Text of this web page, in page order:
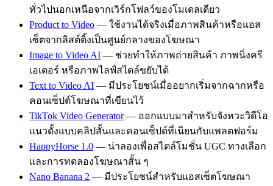
ทั่วไปนอกเหนือจากเวิร์กโฟลว์ของโมเดลเดียว
Product to Video — ใช้งานได้จริงเมื่อภาพสินค้าหรือแอส
เซ็ตจากลิสต์ติ้งเป็นศูนย์กลางของโฆษณา
Image to Video AI — ช่วยทำให้ภาพถ่ายสินค้า ภาพนิ่งครี
เอเตอร์ หรือภาพไลฟ์สไตล์ขยับได้
Text to Video AI — มีประโยชน์เมื่ออยากเริ่มจากฉากหรือ
คอนเซ็ปต์โฆษณาที่เขียนไว้
TikTok Video Generator— ออกแบบมาสำหรับจังหวะวิดีโอ
แนวตั้งแบบคลิปสั้นและคอนเซ็ปต์ที่เนียนกับแพลตฟอร์ม
HappyHorse 1.0 — น่าลองเพื่อสไตล์โมชั่น UGC ทางเลือก
และการทดลองโฆษณาสั้น ๆ
Nano Banana 2 — มีประโยชน์สำหรับแอสเซ็ตโฆษณา